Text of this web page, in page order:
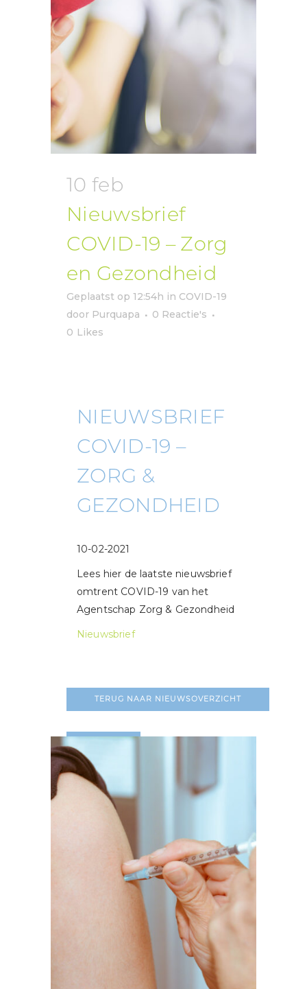
10 feb
Nieuwsbrief
COVID-19 – Zorg
en Gezondheid
Geplaatst op 12:54h in COVID-19
door Purquapa
0 Reactie's
0 Likes
NIEUWSBRIEF
COVID-19 –
ZORG &
GEZONDHEID
10-02-2021
Lees hier de laatste nieuwsbrief
omtrent COVID-19 van het
Agentschap Zorg & Gezondheid
Nieuwsbrief
TERUG NAAR NIEUWSOVERZICHT
LEES MEER